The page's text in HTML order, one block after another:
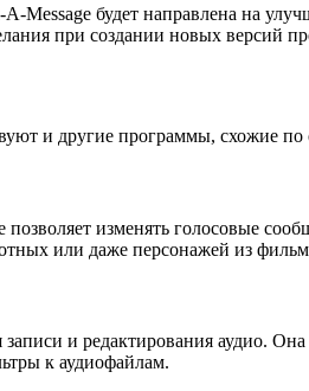
Message будет направлена на
при создании новых версий
и другие программы, схожие
изменять голосовые
или даже персонажей из
и редактирования аудио.
к аудиофайлам.